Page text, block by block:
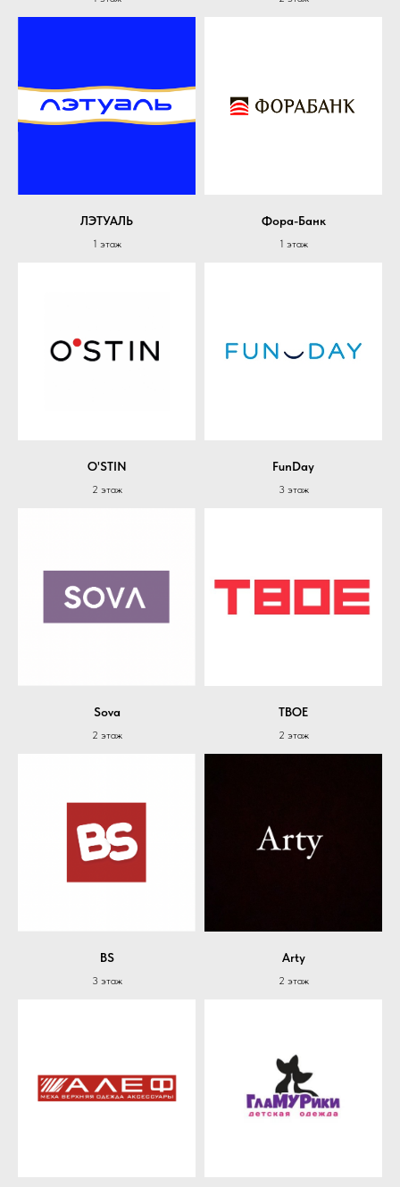
ЛЭТУАЛЬ
1 этаж
Фора-Банк
1 этаж
O'STIN
2 этаж
FunDay
3 этаж
Sova
2 этаж
ТВОЕ
2 этаж
BS
3 этаж
Arty
2 этаж